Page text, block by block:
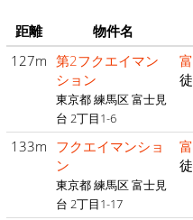
距離 物件名
127m 第2フクエイマン
ション
東京都 練馬区 富士見
台 2丁目1-6
133m フクエイマンショ
ン
東京都 練馬区 富士見
台 2丁目1-17